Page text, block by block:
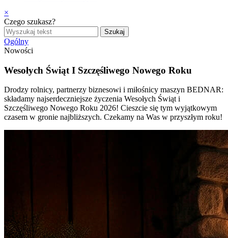
×
Czego szukasz?
Ogólny
Nowości
Wesołych Świąt I Szczęśliwego Nowego Roku
Drodzy rolnicy, partnerzy biznesowi i miłośnicy maszyn BEDNAR:
składamy najserdeczniejsze życzenia Wesołych Świąt i
Szczęśliwego Nowego Roku 2026! Cieszcie się tym wyjątkowym
czasem w gronie najbliższych. Czekamy na Was w przyszłym roku!